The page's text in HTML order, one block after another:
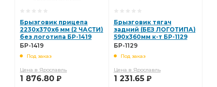
Брызговик прицепа
2230х370х6 мм (2 ЧАСТИ)
без логотипа БР-1419
БР-1419
Под заказ
Цена в Ярославль
1 876.80 Р
Брызговик тягач
задний (БЕЗ ЛОГОТИПА)
590х360мм к-т БР-1129
БР-1129
Под заказ
Цена в Ярославль
1 231.65 Р